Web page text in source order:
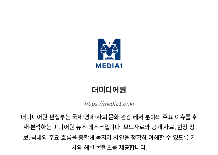
더미디어원
https://media1.or.kr
더미디어원 편집부는 국제·경제·사회·문화·관광·레저 분야의 주요 이슈를 취
재·분석하는 미디어원 뉴스 데스크입니다. 보도자료와 공개 자료, 현장 정
보, 국내외 주요 흐름을 종합해 독자가 사안을 정확히 이해할 수 있도록 기
사와 해설 콘텐츠를 제공합니다.